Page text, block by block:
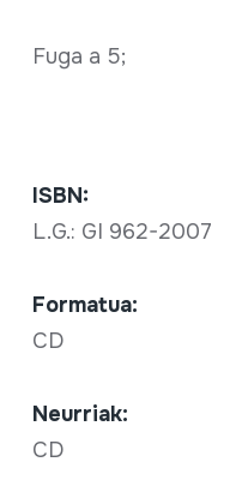
Fuga a 5;
ISBN:
L.G.: GI 962-2007
Formatua:
CD
Neurriak:
CD